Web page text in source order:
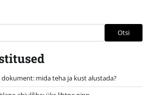
Otsi
mida teha ja kust alustada?